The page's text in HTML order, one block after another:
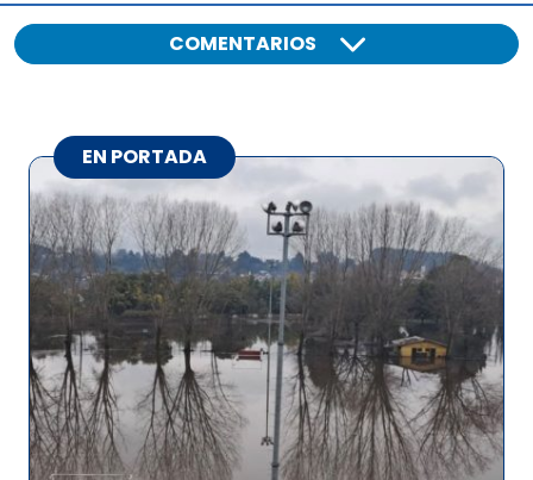
COMENTARIOS
EN PORTADA